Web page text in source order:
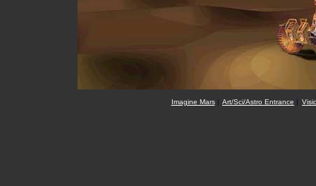
Imagine Mars| Art/Sci/Astro Entrance |